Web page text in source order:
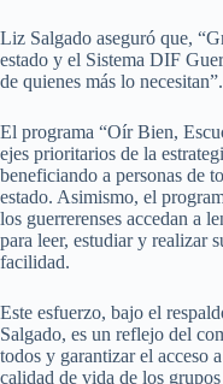
Liz Salgado aseguró que,
estado y el Sistema DIF
de quienes más lo necesitan”.
El programa “Oír Bien,
ejes prioritarios de la
beneficiando a personas de
estado. Asimismo, el
los guerrerenses accedan a
para leer, estudiar y realizar
facilidad.
Este esfuerzo, bajo el
Salgado, es un reflejo del
todos y garantizar el acceso
calidad de vida de los